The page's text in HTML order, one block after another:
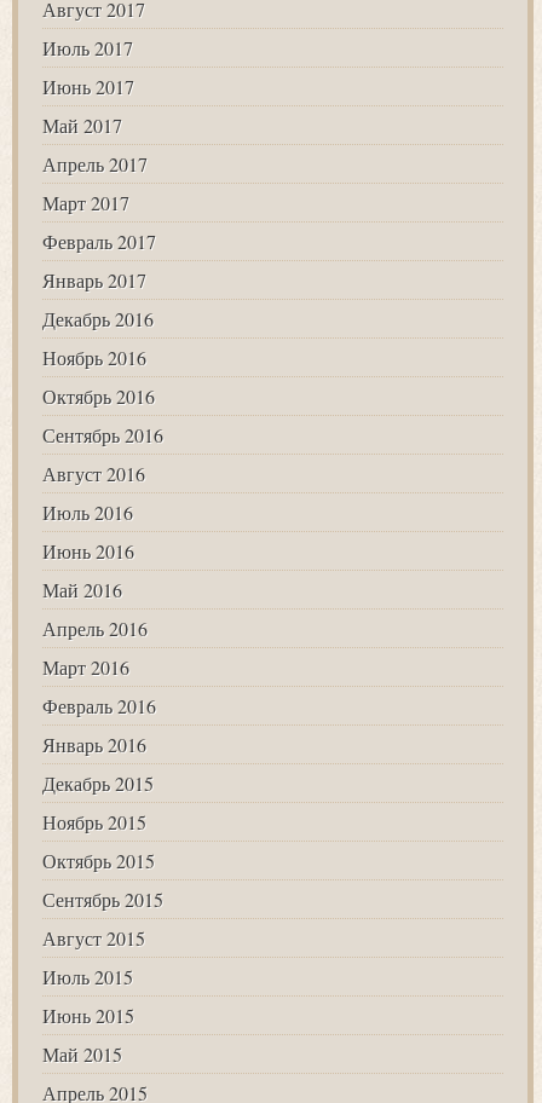
Август 2017
Июль 2017
Июнь 2017
Май 2017
Апрель 2017
Март 2017
Февраль 2017
Январь 2017
Декабрь 2016
Ноябрь 2016
Октябрь 2016
Сентябрь 2016
Август 2016
Июль 2016
Июнь 2016
Май 2016
Апрель 2016
Март 2016
Февраль 2016
Январь 2016
Декабрь 2015
Ноябрь 2015
Октябрь 2015
Сентябрь 2015
Август 2015
Июль 2015
Июнь 2015
Май 2015
Апрель 2015